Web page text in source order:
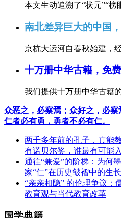
本文生动追溯了“状元”“榜
南北差异巨大的中国
京杭大运河自春秋始建，
十万册中华古籍，免
我们提供十万册中华古籍
众恶之，必察焉；众好之，必察
仁者必有勇，勇者不必有仁。
两千多年前的孔子，真能
有诺贝尔奖，谁最有可能
通往“兼爱”的阶梯：为何
家“仁”在历史皱褶中的生长
“亲亲相隐” 的伦理争议：
教育观与当代教育改革
国学典籍